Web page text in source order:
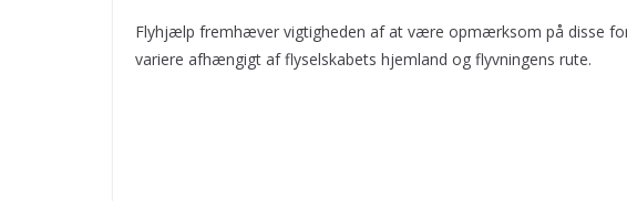
Flyhjælp fremhæver vigtigheden af at være opmærksom på disse
variere afhængigt af flyselskabets hjemland og flyvningens rute.